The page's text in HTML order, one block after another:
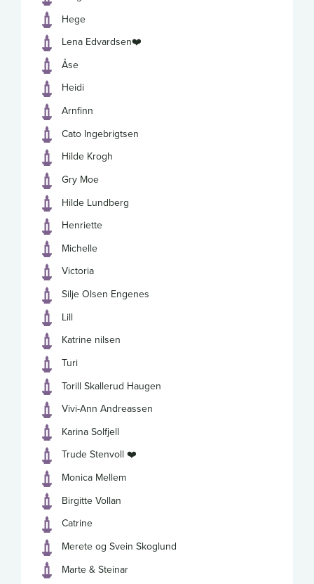
Hege
Lena Edvardsen❤️
Åse
Heidi
Arnfinn
Cato Ingebrigtsen
Hilde Krogh
Gry Moe
Hilde Lundberg
Henriette
Michelle
Victoria
Silje Olsen Engenes
Lill
Katrine nilsen
Turi
Torill Skallerud Haugen
Vivi-Ann Andreassen
Karina Solfjell
Trude Stenvoll ❤️
Monica Mellem
Birgitte Vollan
Catrine
Merete og Svein Skoglund
Marte & Steinar